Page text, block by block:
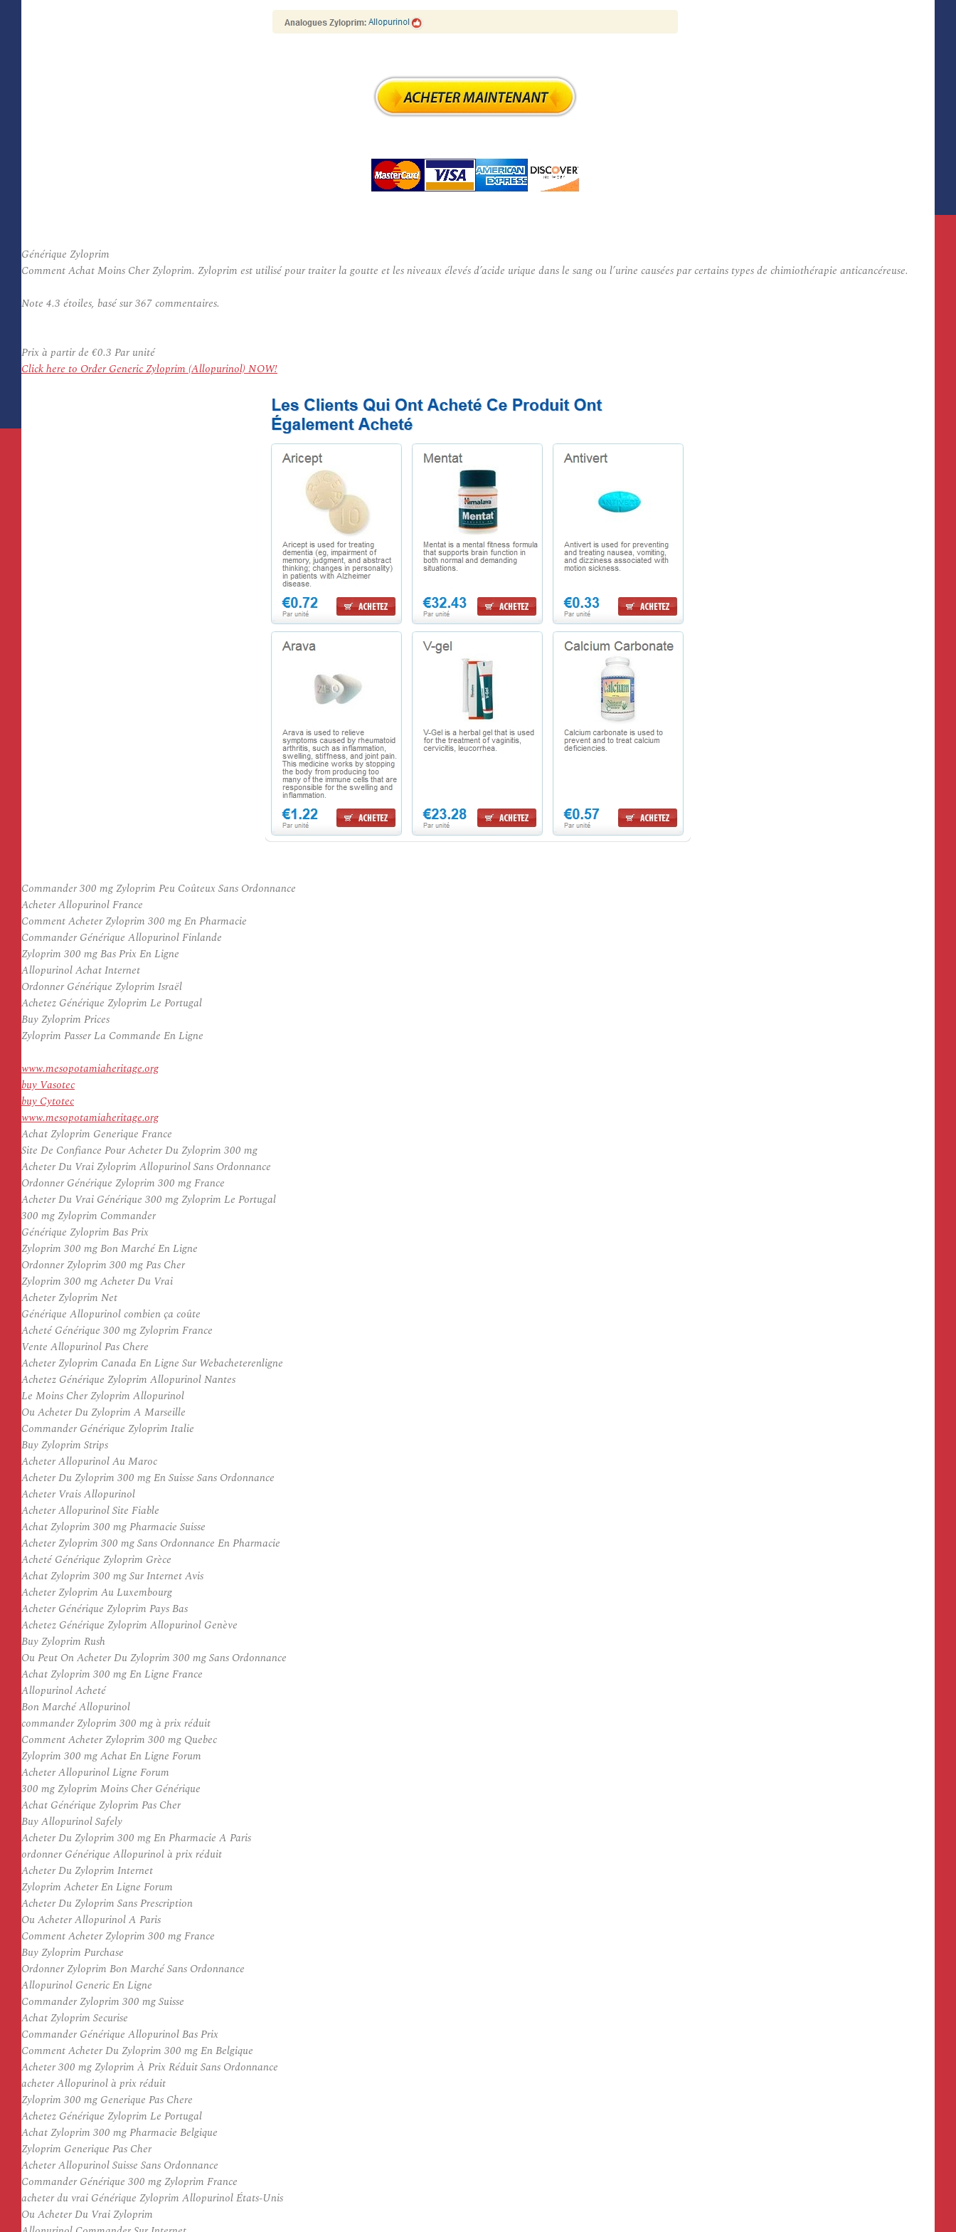
Générique Zyloprim
Comment Achat Moins Cher Zyloprim. Zyloprim est utilisé pour traiter la goutte et les niveaux élevés d’acide urique dans le sang ou l’urine causées par certains types de chimiothérapie anticancéreuse.
Note 4.3 étoiles, basé sur367commentaires.
Prix à partir de €0.3 Par unité
Click here to Order Generic Zyloprim (Allopurinol) NOW!
Commander 300 mg Zyloprim Peu Coûteux Sans Ordonnance
Acheter Allopurinol France
Comment Acheter Zyloprim 300 mg En Pharmacie
Commander Générique Allopurinol Finlande
Zyloprim 300 mg Bas Prix En Ligne
Allopurinol Achat Internet
Ordonner Générique Zyloprim Israël
Achetez Générique Zyloprim Le Portugal
Buy Zyloprim Prices
Zyloprim Passer La Commande En Ligne
www.mesopotamiaheritage.org
buy Vasotec
buy Cytotec
www.mesopotamiaheritage.org
Achat Zyloprim Generique France
Site De Confiance Pour Acheter Du Zyloprim 300 mg
Acheter Du Vrai Zyloprim Allopurinol Sans Ordonnance
Ordonner Générique Zyloprim 300 mg France
Acheter Du Vrai Générique 300 mg Zyloprim Le Portugal
300 mg Zyloprim Commander
Générique Zyloprim Bas Prix
Zyloprim 300 mg Bon Marché En Ligne
Ordonner Zyloprim 300 mg Pas Cher
Zyloprim 300 mg Acheter Du Vrai
Acheter Zyloprim Net
Générique Allopurinol combien ça coûte
Acheté Générique 300 mg Zyloprim France
Vente Allopurinol Pas Chere
Acheter Zyloprim Canada En Ligne Sur Webacheterenligne
Achetez Générique Zyloprim Allopurinol Nantes
Le Moins Cher Zyloprim Allopurinol
Ou Acheter Du Zyloprim A Marseille
Commander Générique Zyloprim Italie
Buy Zyloprim Strips
Acheter Allopurinol Au Maroc
Acheter Du Zyloprim 300 mg En Suisse Sans Ordonnance
Acheter Vrais Allopurinol
Acheter Allopurinol Site Fiable
Achat Zyloprim 300 mg Pharmacie Suisse
Acheter Zyloprim 300 mg Sans Ordonnance En Pharmacie
Acheté Générique Zyloprim Grèce
Achat Zyloprim 300 mg Sur Internet Avis
Acheter Zyloprim Au Luxembourg
Acheter Générique Zyloprim Pays Bas
Achetez Générique Zyloprim Allopurinol Genève
Buy Zyloprim Rush
Ou Peut On Acheter Du Zyloprim 300 mg Sans Ordonnance
Achat Zyloprim 300 mg En Ligne France
Allopurinol Acheté
Bon Marché Allopurinol
commander Zyloprim 300 mg à prix réduit
Comment Acheter Zyloprim 300 mg Quebec
Zyloprim 300 mg Achat En Ligne Forum
Acheter Allopurinol Ligne Forum
300 mg Zyloprim Moins Cher Générique
Achat Générique Zyloprim Pas Cher
Buy Allopurinol Safely
Acheter Du Zyloprim 300 mg En Pharmacie A Paris
ordonner Générique Allopurinol à prix réduit
Acheter Du Zyloprim Internet
Zyloprim Acheter En Ligne Forum
Acheter Du Zyloprim Sans Prescription
Ou Acheter Allopurinol A Paris
Comment Acheter Zyloprim 300 mg France
Buy Zyloprim Purchase
Ordonner Zyloprim Bon Marché Sans Ordonnance
Allopurinol Generic En Ligne
Commander Zyloprim 300 mg Suisse
Achat Zyloprim Securise
Commander Générique Allopurinol Bas Prix
Comment Acheter Du Zyloprim 300 mg En Belgique
Acheter 300 mg Zyloprim À Prix Réduit Sans Ordonnance
acheter Allopurinol à prix réduit
Zyloprim 300 mg Generique Pas Chere
Achetez Générique Zyloprim Le Portugal
Achat Zyloprim 300 mg Pharmacie Belgique
Zyloprim Generique Pas Cher
Acheter Allopurinol Suisse Sans Ordonnance
Commander Générique 300 mg Zyloprim France
acheter du vrai Générique Zyloprim Allopurinol États-Unis
Ou Acheter Du Vrai Zyloprim